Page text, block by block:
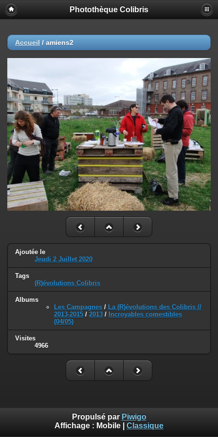
Photothèque Colibris
Accueil / amiens2
Ajoutée le
Jeudi 2 Juillet 2020
Tags
(R)évolutions Colibris
Albums
Les Campagnes / La (R)évolutions des Colibris //
2013-2015 / 2013 / Incroyables comestibles
(04/05)
Visites
4966
Propulsé par Piwigo
Affichage : Mobile Classique